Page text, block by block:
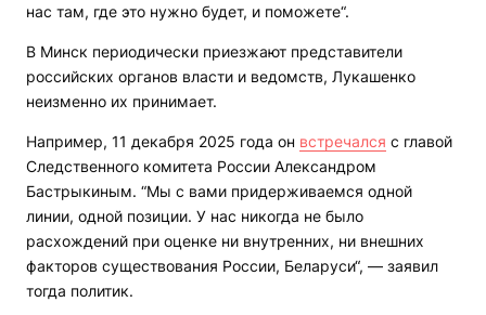
нас там, где это нужно будет, и поможете“.
В Минск периодически приезжают представители
российских органов власти и ведомств, Лукашенко
неизменно их принимает.
Например, 11 декабря 2025 года он встречался с главой
Следственного комитета России Александром
Бастрыкиным. “Мы с вами придерживаемся одной
линии, одной позиции. У нас никогда не было
расхождений при оценке ни внутренних, ни внешних
факторов существования России, Беларуси“, — заявил
тогда политик.